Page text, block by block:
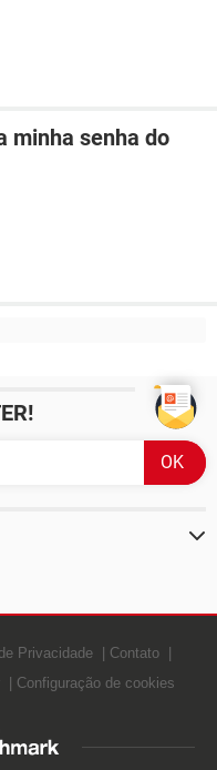
minha senha do
Privacidade
Contato
Configuração de cookies